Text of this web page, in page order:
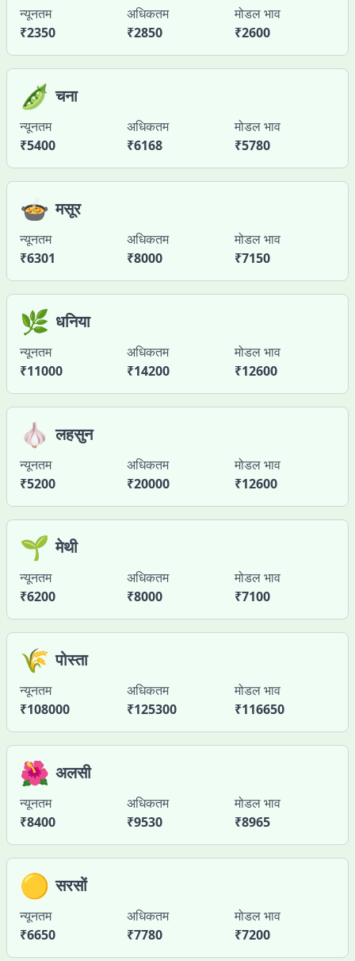
न्यूनतम
₹2350
अधिकतम
₹2850
मोडल भाव
₹2600
🫛 चना
न्यूनतम
₹5400
अधिकतम
₹6168
मोडल भाव
₹5780
🍲 मसूर
न्यूनतम
₹6301
अधिकतम
₹8000
मोडल भाव
₹7150
🌿 धनिया
न्यूनतम
₹11000
अधिकतम
₹14200
मोडल भाव
₹12600
🧄 लहसुन
न्यूनतम
₹5200
अधिकतम
₹20000
मोडल भाव
₹12600
🌱 मेथी
न्यूनतम
₹6200
अधिकतम
₹8000
मोडल भाव
₹7100
🌾 पोस्ता
न्यूनतम
₹108000
अधिकतम
₹125300
मोडल भाव
₹116650
🌺 अलसी
न्यूनतम
₹8400
अधिकतम
₹9530
मोडल भाव
₹8965
🟡 सरसों
न्यूनतम
₹6650
अधिकतम
₹7780
मोडल भाव
₹7200